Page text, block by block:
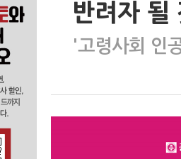
반려자 될
'고령사회 인